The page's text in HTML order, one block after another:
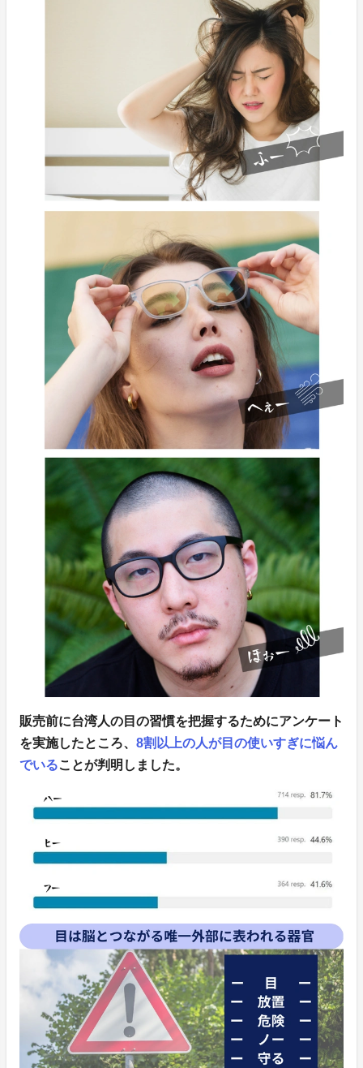
販売前に台湾人の目の習慣を把握するためにアンケート
を実施したところ、 8割以上の人が目の使いすぎに悩ん
でいることが判明しました。